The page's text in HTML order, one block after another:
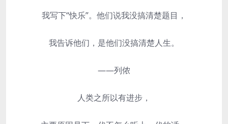
我写下“快乐”。他们说我没搞清楚题目，
我告诉他们，是他们没搞清楚人生。
——列侬
人类之所以有进步，